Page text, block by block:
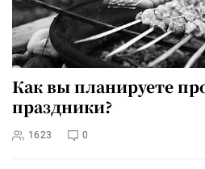
Как вы планируете
праздники?
1623 0